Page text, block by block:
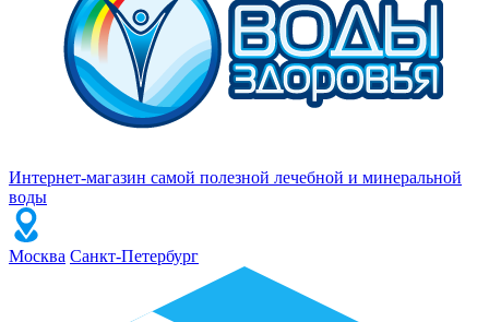
Интернет-магазин самой полезной лечебной и минеральной
воды
Москва Санкт-Петербург